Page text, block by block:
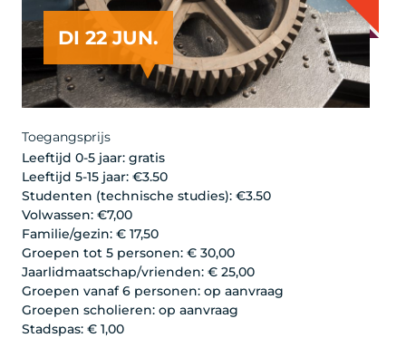
DI 22 JUN.
Toegangsprijs
Leeftijd 0-5 jaar: gratis
Leeftijd 5-15 jaar: €3.50
Studenten (technische studies): €3.50
Volwassen: €7,00
Familie/gezin: € 17,50
Groepen tot 5 personen: € 30,00
Jaarlidmaatschap/vrienden: € 25,00
Groepen vanaf 6 personen: op aanvraag
Groepen scholieren: op aanvraag
Stadspas: € 1,00